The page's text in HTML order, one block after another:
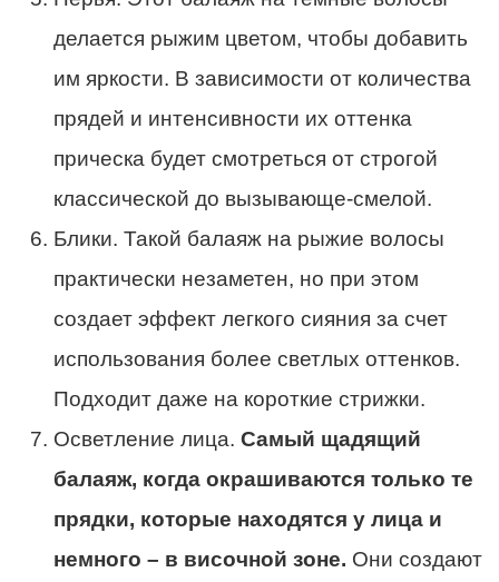
делается рыжим цветом, чтобы добавить
им яркости. В зависимости от количества
прядей и интенсивности их оттенка
прическа будет смотреться от строгой
классической до вызывающе-смелой.
Блики. Такой балаяж на рыжие волосы
практически незаметен, но при этом
создает эффект легкого сияния за счет
использования более светлых оттенков.
Подходит даже на короткие стрижки.
Осветление лица. Самый щадящий
балаяж, когда окрашиваются только те
прядки, которые находятся у лица и
немного – в височной зоне. Они создают